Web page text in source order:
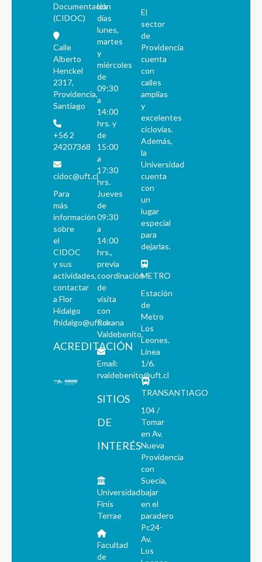
Documentación
(CIDOC)
Calle
Alberto
Henckel
2317,
Providencia,
Santiago
+56 2
24207368
cidoc@uft.cl
Para
más
información
sobre
el
CIDOC
y sus
actividades,
contactar
a Flor
Hidalgo
fhidalgo@uft.cl
ACREDITACIÓN
los
días
lunes,
martes
y
miércoles
de
09:30
a
14:00
hrs. y
de
15:00
a
17:30
hrs.
Jueves
de
09:30
a
14:00
hrs.,
previa
coordinación
de
visita
con
Roxana
Valdebenito.
Email:
rvaldebenito@uft.cl
SITIOS
DE
INTERÉS
Universidad
Finis
Terrae
Facultad
de
El
sector
de
Providencia
cuenta
con
calles
amplias
y
excelentes
ciclovías.
Además,
la
Universidad
cuenta
con
un
lugar
especial
para
dejarlas.
METRO
Estación
de
Metro
Los
Leones.
Línea
1/6.
TRANSANTIAGO
104 /
Tomar
en Av.
Nueva
Providencia
con
Suecia,
bajar
en el
paradero
Pc24-
Av.
Los